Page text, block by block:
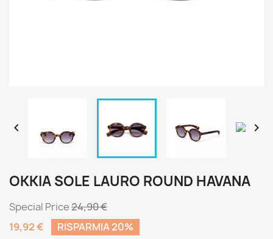
 
OKKIA SOLE LAURO ROUND HAVANA
Special Price24,90 €
19,92 €
RISPARMIA 20%